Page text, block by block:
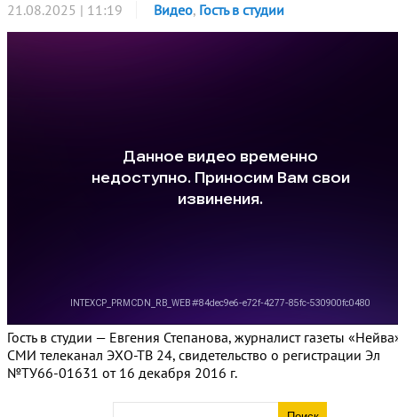
21.08.2025 | 11:19 Видео, Гость в студии
Гость в студии — Евгения Степанова, журналист газеты
СМИ телеканал ЭХО-ТВ 24, свидетельство о регистрации Эл
№ТУ66-01631 от 16 декабря 2016 г.